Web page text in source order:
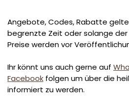
Angebote, Codes, Rabatte
begrenzte Zeit oder solange der
Preise werden vor
Ihr könnt uns auch gerne auf
Facebook folgen um über die
informiert zu werden.